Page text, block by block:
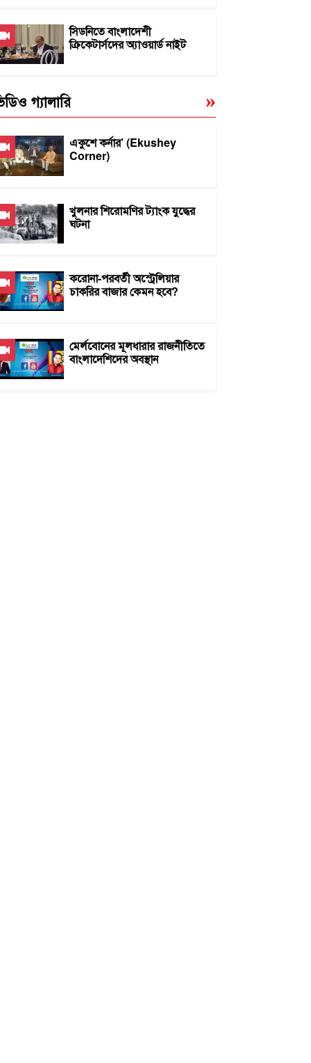
সিডনিতে বাংলাদেশী
ক্রিকেটার্সদের অ্যাওয়ার্ড নাইট
গ্যালারি
একুশে কর্নার’ (Ekushey
Corner)
খুলনার শিরোমণির ট্যাংক যুদ্ধের
ঘটনা
করোনা-পরবর্তী অস্ট্রেলিয়ার
চাকরির বাজার কেমন হবে?
মের্লবোনের মূলধারার রাজনীতিতে
বাংলাদেশিদের অবস্থান